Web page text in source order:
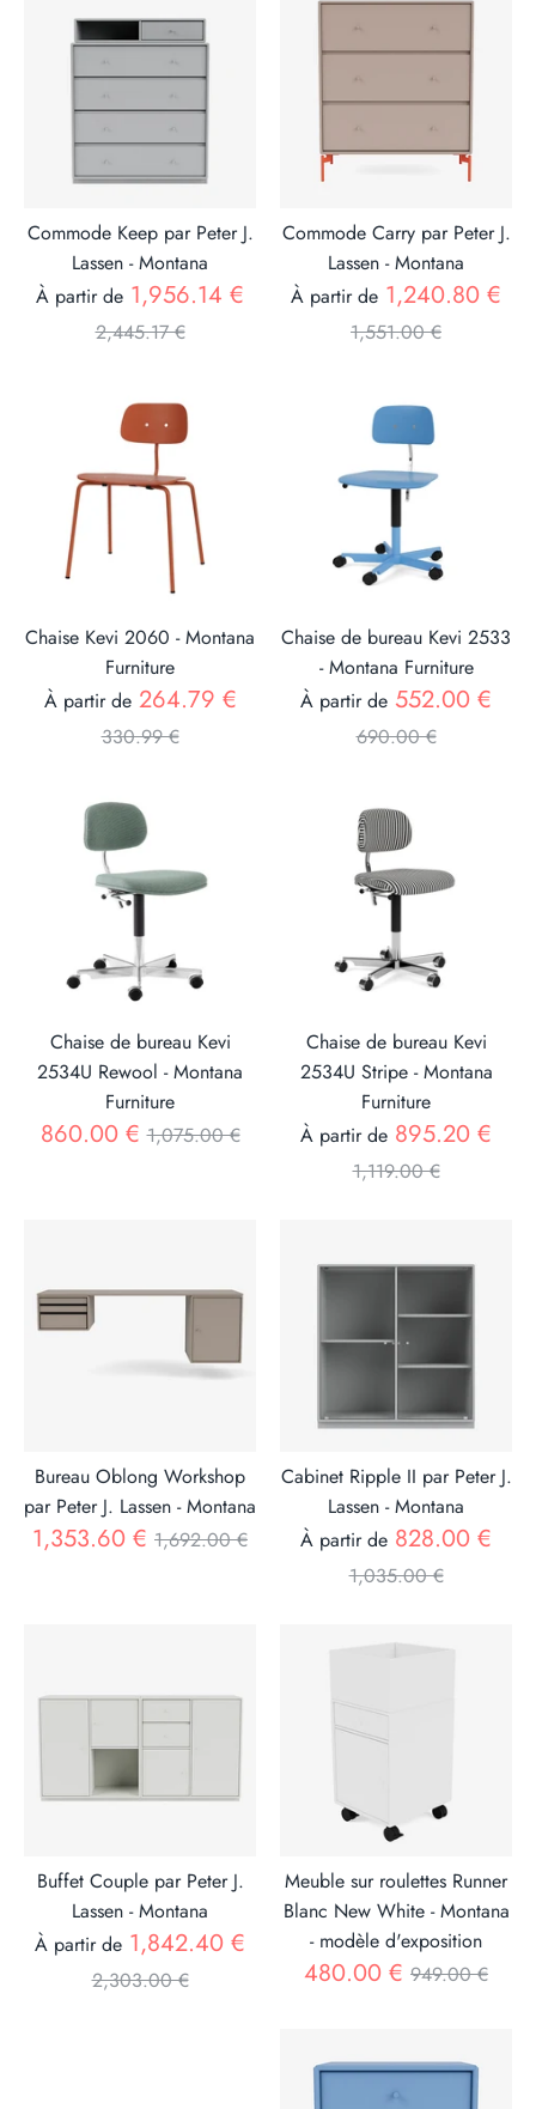
Commode Keep par Peter J.
Lassen - Montana
À partir de 1,956.14 €
2,445.17 €
Commode Carry par Peter J.
Lassen - Montana
À partir de 1,240.80 €
1,551.00 €
Chaise Kevi 2060 - Montana
Furniture
À partir de 264.79 €Prix
330.99 €
Chaise de bureau Kevi 2533
- Montana Furniture
À partir de 552.00 €
690.00 €
Chaise de bureau Kevi
2534U Rewool - Montana
Furniture
860.00 €Prix
1,075.00 €
Chaise de bureau Kevi
2534U Stripe - Montana
Furniture
À partir de 895.20 €
1,119.00 €
Bureau Oblong Workshop
par Peter J. Lassen - Montana
1,353.60 € Prix
1,692.00 €
Cabinet Ripple II par Peter J.
Lassen - Montana
À partir de 828.00 €
1,035.00 €
Buffet Couple par Peter J.
Lassen - Montana
À partir de 1,842.40 €
2,303.00 €
Meuble sur roulettes Runner
Blanc New White - Montana
- modèle d'exposition
480.00 € Prix
949.00 €